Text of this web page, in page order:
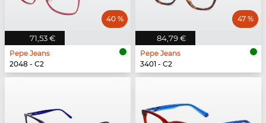
71,53 €
40 %
Pepe Jeans
2048 - C2
84,79 €
47 %
Pepe Jeans
3401 - C2